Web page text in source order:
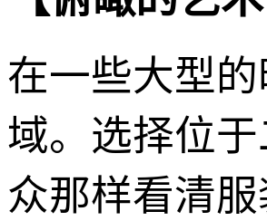
在一些大型
域。选择位
众那样看清